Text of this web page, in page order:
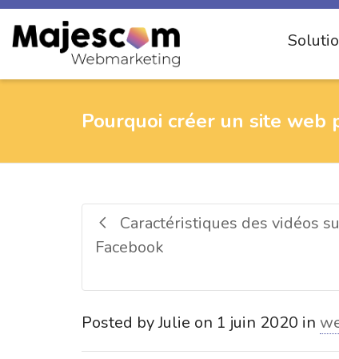
Pourquoi créer un site web
Caractéristiques des vidéos
Facebook
Posted byJulie on 1 juin 2020 in